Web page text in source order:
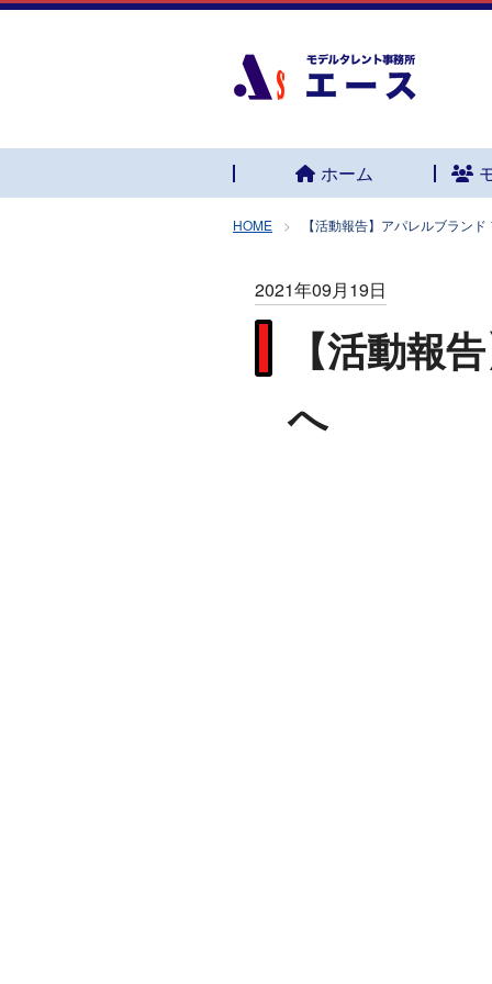
ホーム
HOME 【活動報告】アパレルブラン
2021年09月19日
【活動報
へ